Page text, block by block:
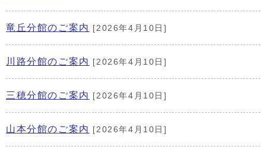
竜丘分館のご案内 [2026年4月10日]
川路分館のご案内 [2026年4月10日]
三穂分館のご案内 [2026年4月10日]
山本分館のご案内 [2026年4月10日]